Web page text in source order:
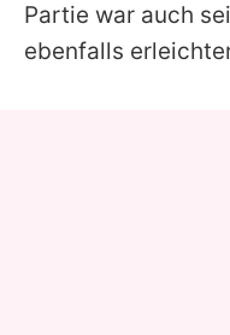
Partie war auch
ebenfalls